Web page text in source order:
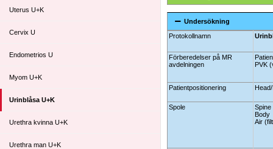
Uterus U+K
Cervix U
Endometrios U
Myom U+K
Urinblåsa U+K
Urethra kvinna U+K
Urethra man U+K
Undersökning
Protokollnamn
Förberedelser på MR
avdelningen
PVK
Patientpositionering
Spole
Spine
Body
Air